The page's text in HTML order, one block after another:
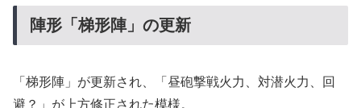
陣形「梯形陣」の更新
「梯形陣」が更新され、「昼砲撃戦火力、対潜火力、回
避？」が上方修正された模様。